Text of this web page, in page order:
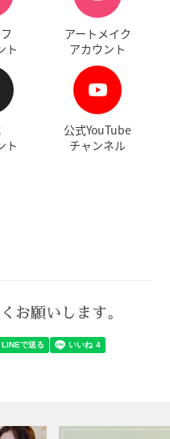
ト
アートメイク
アカウント
ト
公式YouTube
チャンネル
お願いします。